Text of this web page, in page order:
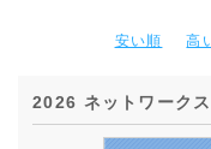
安い順 高
2026 ネットワーク